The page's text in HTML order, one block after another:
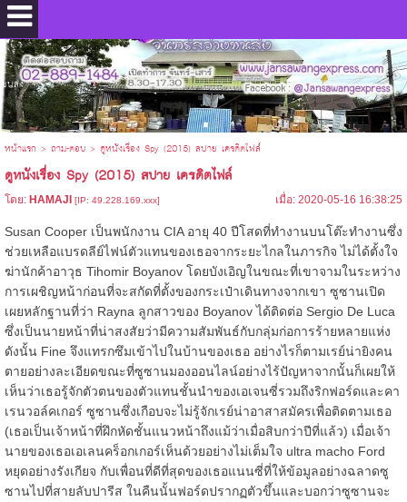
.
ขนส่ง
หน้าแรก > ถาม-ตอบ> ดูหนังเรื่อง Spy (2015) สปาย เครดิตไฟล์
ดูหนังเรื่อง Spy (2015) สปาย เครดิตไฟล์
โดย:HAMAJI [IP: 49.228.169.xxx] เมื่อ: 2020-05-16 16:38:25
Susan Cooper เป็นพนักงาน CIA อายุ 40 ปีโสดที่ทำงานบนโต๊ะทำงานซึ่ง
ช่วยเหลือแบรดลีย์ไฟน์ตัวแทนของเธอจากระยะไกลในภารกิจไม่ได้ตั้งใจ
ฆ่านักค้าอาวุธ Tihomir Boyanov โดยบังเอิญในขณะที่เขาจามในระหว่าง
การเผชิญหน้าก่อนที่จะสกัดที่ตั้งของกระเป๋าเดินทางจากเขา ซูซานเปิด
เผยหลักฐานที่ว่า Rayna ลูกสาวของ Boyanov ได้ติดต่อ Sergio De Luca
ซึ่งเป็นนายหน้าที่น่าสงสัยว่ามีความสัมพันธ์กับกลุ่มก่อการร้ายหลายแห่ง
ดังนั้น Fine จึงแทรกซึมเข้าไปในบ้านของเธอ อย่างไรก็ตามเรย์น่ายิงคน
ตายอย่างละเอียดขณะที่ซูซานมองออนไลน์อย่างไร้ปัญหาจากนั้นก็เผยให้
เห็นว่าเธอรู้จักตัวตนของตัวแทนชั้นนำของเอเจนซี่รวมถึงริกฟอร์ดและคา
เรนวอล์คเกอร์ ซูซานซึ่งเกือบจะไม่รู้จักเรย์น่าอาสาสมัครเพื่อติดตามเธอ
(เธอเป็นเจ้าหน้าที่ฝึกหัดชั้นแนวหน้าถึงแม้ว่าเมื่อสิบกว่าปีที่แล้ว) เมื่อเจ้า
นายของเธอเอเลนคร็อกเกอร์เห็นด้วยอย่างไม่เต็มใจ ultra macho Ford
หยุดอย่างรังเกียจ กับเพื่อนที่ดีที่สุดของเธอแนนซี่ที่ให้ข้อมูลอย่างฉลาดซู
ซานไปที่สายลับปารีส ในคืนนั้นฟอร์ดปรากฏตัวขึ้นและบอกว่าซูซานจะ